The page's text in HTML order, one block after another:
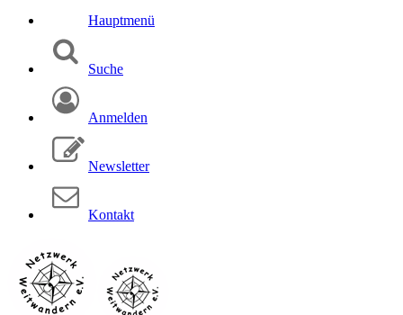
Hauptmenü
Suche
Anmelden
Newsletter
Kontakt